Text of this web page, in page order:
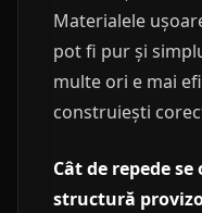
Materialele
pot fi pur și
multe ori e mai
construiești
Cât de repede
structură